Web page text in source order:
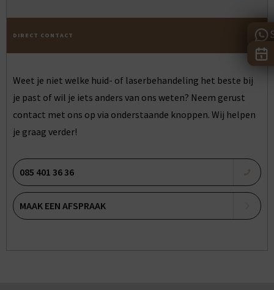
DIRECT CONTACT
Weet je niet welke huid- of laserbehandeling het beste bij
je past of wil je iets anders van ons weten? Neem gerust
contact met ons op via onderstaande knoppen. Wij helpen
je graag verder!
085 401 36 36
MAAK EEN AFSPRAAK